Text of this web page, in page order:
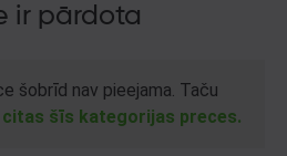
ir pārdota
šobrīd nav pieejama. Taču
citas šīs kategorijas preces.